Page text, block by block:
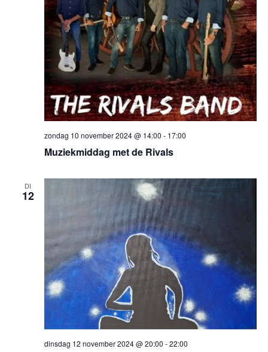
Muziekmiddag met de Rivals
zondag 10 november 2024 @ 14:00 - 17:00
DI
12
dinsdag 12 november 2024 @ 20:00 -22:00